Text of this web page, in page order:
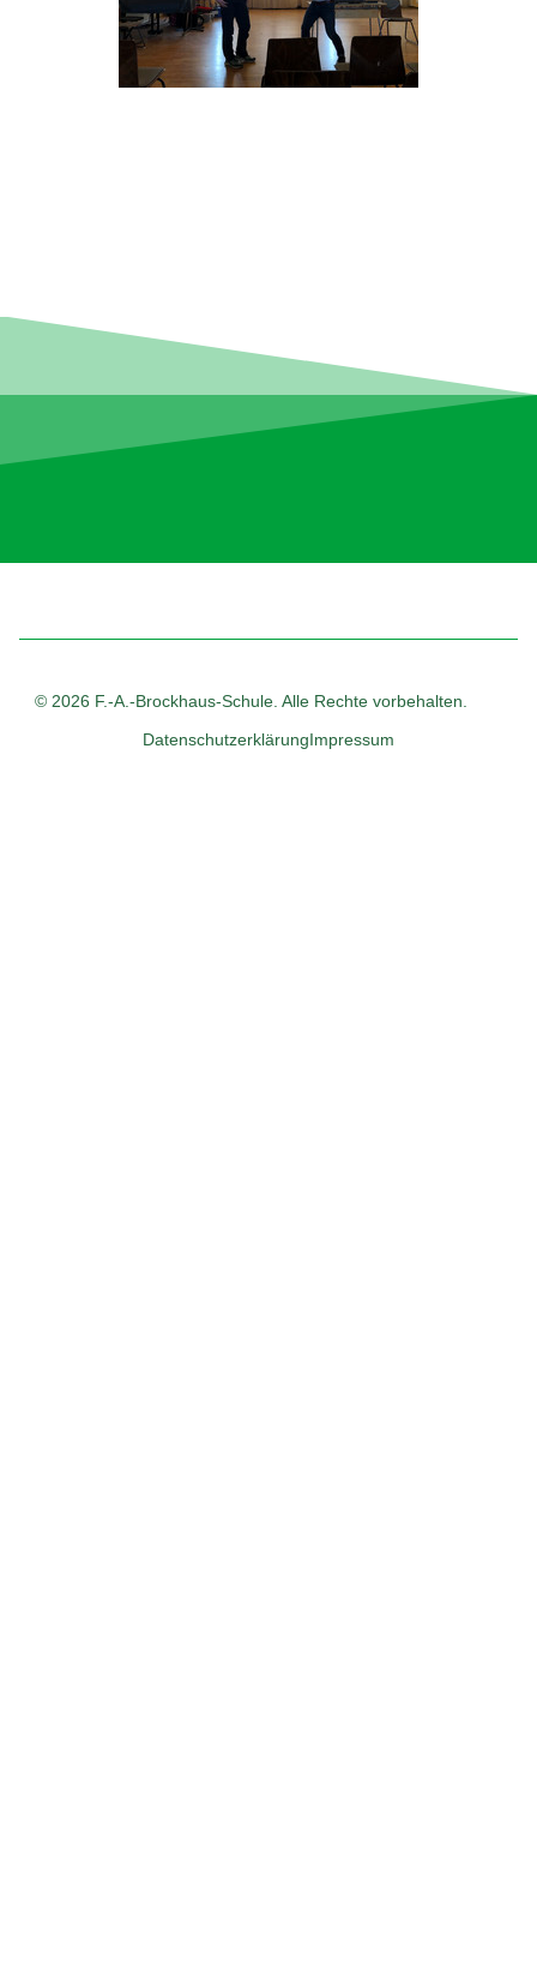
© 2026 F.-A.-Brockhaus-Schule. Alle Rechte vorbehalten.
DatenschutzerklärungImpressum